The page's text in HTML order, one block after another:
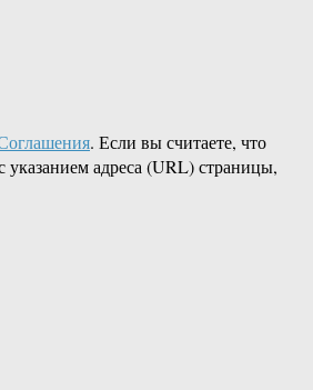
. Если вы считаете, что
указанием адреса (URL) страницы,